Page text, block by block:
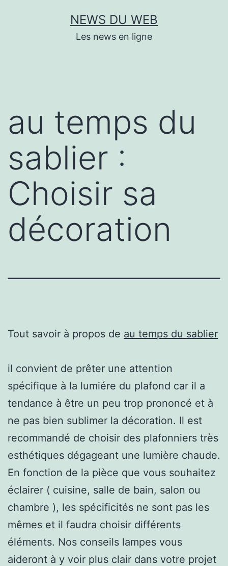
NEWS DU WEB
Les news en ligne
au temps du
sablier :
Choisir sa
décoration
Tout savoir à propos de au temps du sablier
il convient de prêter une attention
spécifique à la lumiére du plafond car il a
tendance à être un peu trop prononcé et à
ne pas bien sublimer la décoration. Il est
recommandé de choisir des plafonniers très
esthétiques dégageant une lumière chaude.
En fonction de la pièce que vous souhaitez
éclairer ( cuisine, salle de bain, salon ou
chambre ), les spécificités ne sont pas les
mêmes et il faudra choisir différents
éléments. Nos conseils lampes vous
aideront à y voir plus clair dans votre projet